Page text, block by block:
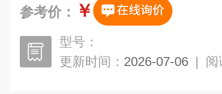
参考价： ￥
型号：
更新时间： 2026-07-06 | 阅